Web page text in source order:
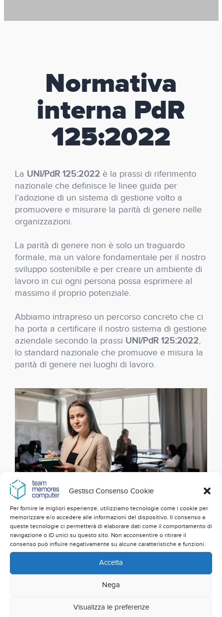
Gestisci Consenso Cookie
Per fornire le migliori esperienze, utilizziamo tecnologie come i cookie per
memorizzare e/o accedere alle informazioni del dispositivo. Il consenso a
queste tecnologie ci permetterà di elaborare dati come il comportamento di
navigazione o ID unici su questo sito. Non acconsentire o ritirare il
consenso può influire negativamente su alcune caratteristiche e funzioni.
Accetta
Nega
Visualizza le preferenze
Normativa
interna PdR
125:2022
La UNI/PdR 125:2022 è la prassi di riferimento
nazionale che definisce le linee guida per
l’adozione di un sistema di gestione volto a
promuovere e misurare la parità di genere nelle
organizzazioni.
La parità di genere non è solo un traguardo
formale, ma un valore fondamentale per il nostro
sviluppo sostenibile e per creare un ambiente di
lavoro in cui ogni persona possa esprimere al
massimo il proprio potenziale.
Abbiamo intrapreso un percorso concreto che ci
ha porta a certificare il nostro sistema di gestione
aziendale secondo la prassi UNI/PdR 125:2022,
lo standard nazionale che promuove e misura la
parità di genere nei luoghi di lavoro.
Documenti scaricabili
Di seguito potete trovare i documenti relativi in
dellaUNI/PdR 125:2022